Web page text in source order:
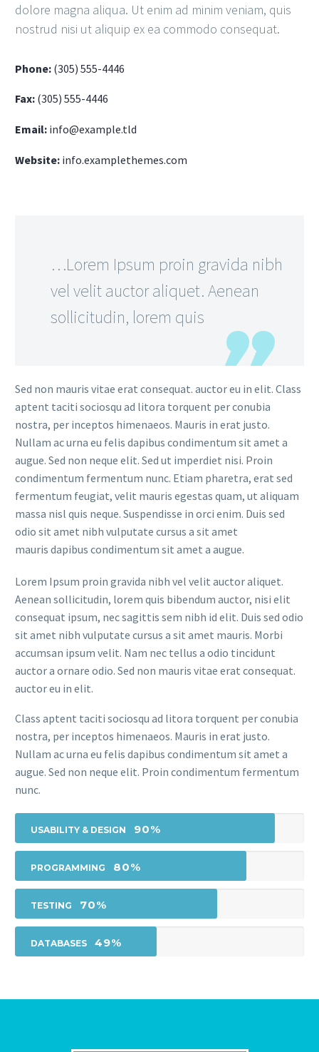
dolore magna aliqua. Ut enim ad minim veniam, quis
nostrud nisi ut aliquip ex ea commodo consequat.
Phone: (305) 555-4446
Fax: (305) 555-4446
Email: info@example.tld
Website: info.examplethemes.com
…Lorem Ipsum proin gravida nibh
vel velit auctor aliquet. Aenean
sollicitudin, lorem quis
Sed non mauris vitae erat consequat. auctor eu in elit. Class
aptent taciti sociosqu ad litora torquent per conubia
nostra, per inceptos himenaeos. Mauris in erat justo.
Nullam ac urna eu felis dapibus condimentum sit amet a
augue. Sed non neque elit. Sed ut imperdiet nisi. Proin
condimentum fermentum nunc. Etiam pharetra, erat sed
fermentum feugiat, velit mauris egestas quam, ut aliquam
massa nisl quis neque. Suspendisse in orci enim. Duis sed
odio sit amet nibh vulputate cursus a sit amet
mauris dapibus condimentum sit amet a augue.
Lorem Ipsum proin gravida nibh vel velit auctor aliquet.
Aenean sollicitudin, lorem quis bibendum auctor, nisi elit
consequat ipsum, nec sagittis sem nibh id elit. Duis sed odio
sit amet nibh vulputate cursus a sit amet mauris. Morbi
accumsan ipsum velit. Nam nec tellus a odio tincidunt
auctor a ornare odio. Sed non mauris vitae erat consequat.
auctor eu in elit.
Class aptent taciti sociosqu ad litora torquent per conubia
nostra, per inceptos himenaeos. Mauris in erat justo.
Nullam ac urna eu felis dapibus condimentum sit amet a
augue. Sed non neque elit. Proin condimentum fermentum
nunc.
USABILITY & DESIGN 90%
PROGRAMMING 80%
TESTING 70%
DATABASES 49%